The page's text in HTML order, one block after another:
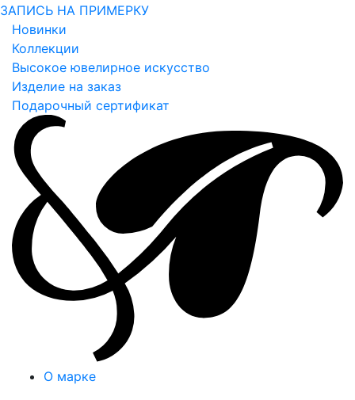
ЗАПИСЬ НА ПРИМЕРКУ
Новинки
Коллекции
Высокое ювелирное искусство
Изделие на заказ
Подарочный сертификат
О марке